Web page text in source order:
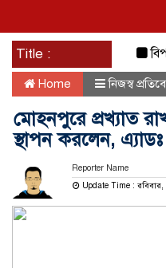
Title :
Home নিজস্ব
মোহনপুরে প্রখ্যাত
স্থাপন করলেন,
Reporter Name
Update Time : রবিবার,